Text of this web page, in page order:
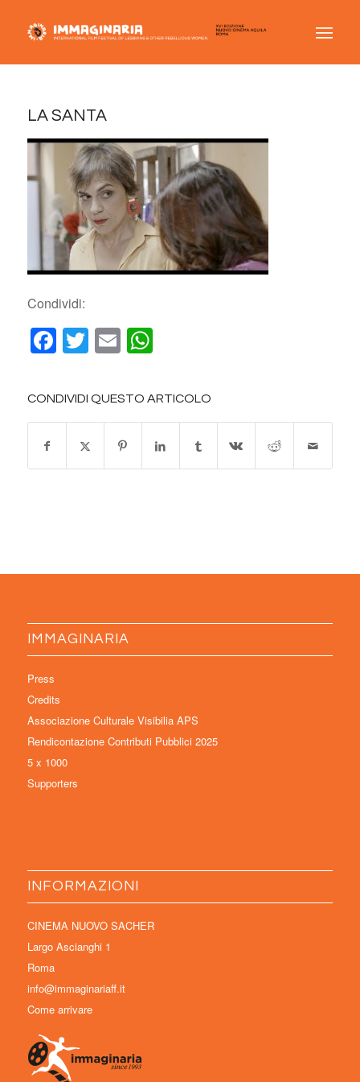
LA SANTA
Condividi:
Facebook
Twitter
EmailWhatsApp
CONDIVIDI QUESTO ARTICOLO
IMMAGINARIA
Press
Credits
Associazione Culturale Visibilia APS
Rendicontazione Contributi Pubblici 2025
5 x 1000
Supporters
INFORMAZIONI
CINEMA NUOVO SACHER
Largo Ascianghi 1
Roma
info@immaginariaff.it
Come arrivare